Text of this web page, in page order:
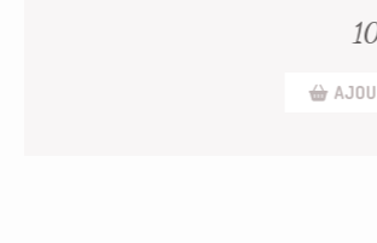
AJOUTER AU PANIER